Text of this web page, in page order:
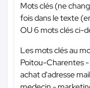
Mots clés (ne
fois dans le texte
OU 6 mots clés ci-
Les mots clés au
Poitou-Charentes
achat d'adresse